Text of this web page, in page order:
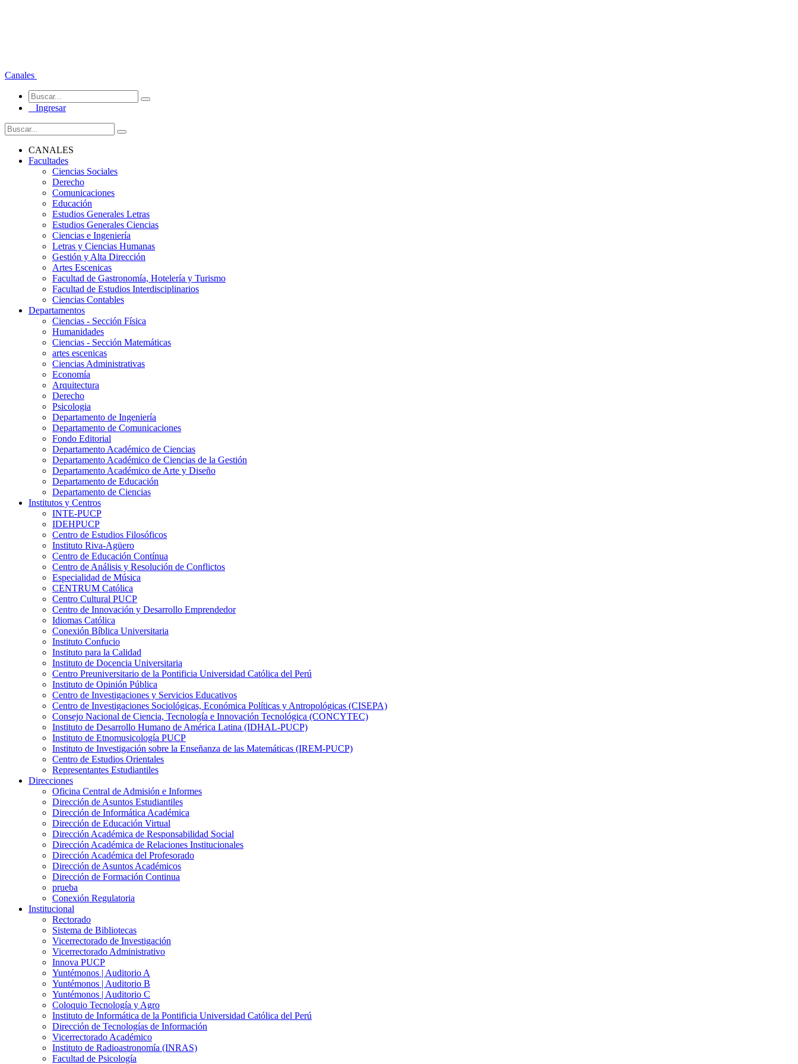
Canales
Ingresar
CANALES
Facultades
Ciencias Sociales
Derecho
Comunicaciones
Educación
Estudios Generales Letras
Estudios Generales Ciencias
Ciencias e Ingeniería
Letras y Ciencias Humanas
Gestión y Alta Dirección
Artes Escenicas
Facultad de Gastronomía, Hotelería y Turismo
Facultad de Estudios Interdisciplinarios
Ciencias Contables
Departamentos
Ciencias - Sección Física
Humanidades
Ciencias - Sección Matemáticas
artes escenicas
Ciencias Administrativas
Economía
Arquitectura
Derecho
Psicologia
Departamento de Ingeniería
Departamento de Comunicaciones
Fondo Editorial
Departamento Académico de Ciencias
Departamento Académico de Ciencias de la Gestión
Departamento Académico de Arte y Diseño
Departamento de Educación
Departamento de Ciencias
Institutos y Centros
INTE-PUCP
IDEHPUCP
Centro de Estudios Filosóficos
Instituto Riva-Agüero
Centro de Educación Contínua
Centro de Análisis y Resolución de Conflictos
Especialidad de Música
CENTRUM Católica
Centro Cultural PUCP
Centro de Innovación y Desarrollo Emprendedor
Idiomas Católica
Conexión Bíblica Universitaria
Instituto Confucio
Instituto para la Calidad
Instituto de Docencia Universitaria
Centro Preuniversitario de la Pontificia Universidad Católica del Perú
Instituto de Opinión Pública
Centro de Investigaciones y Servicios Educativos
Centro de Investigaciones Sociológicas, Económica Políticas y Antropológicas (CISEPA)
Consejo Nacional de Ciencia, Tecnología e Innovación Tecnológica (CONCYTEC)
Instituto de Desarrollo Humano de América Latina (IDHAL-PUCP)
Instituto de Etnomusicología PUCP
Instituto de Investigación sobre la Enseñanza de las Matemáticas (IREM-PUCP)
Centro de Estudios Orientales
Representantes Estudiantiles
Direcciones
Oficina Central de Admisión e Informes
Dirección de Asuntos Estudiantiles
Dirección de Informática Académica
Dirección de Educación Virtual
Dirección Académica de Responsabilidad Social
Dirección Académica de Relaciones Institucionales
Dirección Académica del Profesorado
Dirección de Asuntos Académicos
Dirección de Formación Continua
prueba
Conexión Regulatoria
Institucional
Rectorado
Sistema de Bibliotecas
Vicerrectorado de Investigación
Vicerrectorado Administrativo
Innova PUCP
Yuntémonos | Auditorio A
Yuntémonos | Auditorio B
Yuntémonos | Auditorio C
Coloquio Tecnología y Agro
Instituto de Informática de la Pontificia Universidad Católica del Perú
Dirección de Tecnologías de Información
Vicerrectorado Académico
Instituto de Radioastronomía (INRAS)
Facultad de Psicología